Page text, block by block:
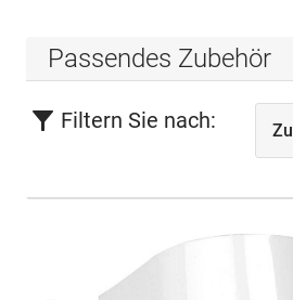
Passendes Zubehör
Filtern Sie nach: